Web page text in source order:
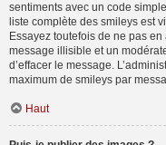
sentiments avec un code
liste complète des smileys est
Essayez toutefois de ne pas
message illisible et un
d’effacer le message.
maximum de smileys par
Haut